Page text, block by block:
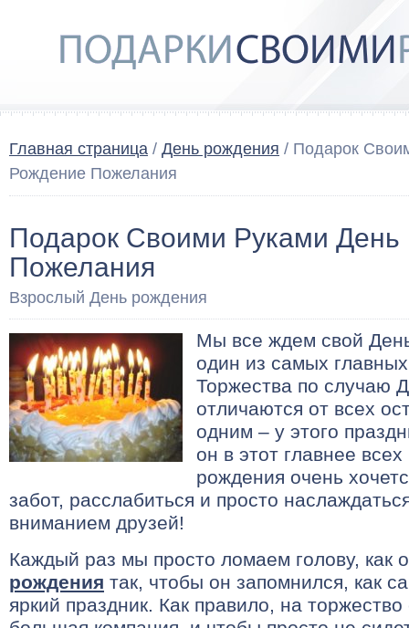
Главная страница / День рождения / Подарок
Рождение Пожелания
Подарок Своими Руками
Пожелания
Взрослый День рождения
Мы все ждем свой
один из самых
Торжества по случаю
отличаются от всех
одним – у этого
он в этот главнее
рождения очень
забот, расслабиться и просто
вниманием друзей!
Каждый раз мы просто ломаем голову, как
рождения так, чтобы он запомнился, как
яркий праздник. Как правило, на торжество